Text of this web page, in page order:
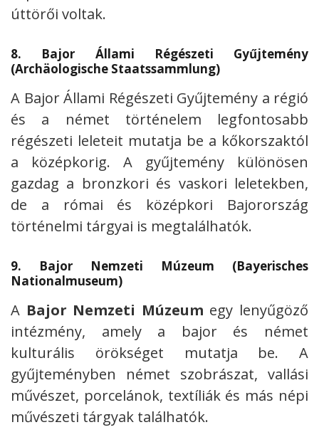
úttörői voltak.
8. Bajor Állami Régészeti Gyűjtemény
(Archäologische Staatssammlung)
A Bajor Állami Régészeti Gyűjtemény a régió
és a német történelem legfontosabb
régészeti leleteit mutatja be a kőkorszaktól
a középkorig. A gyűjtemény különösen
gazdag a bronzkori és vaskori leletekben,
de a római és középkori Bajorország
történelmi tárgyai is megtalálhatók.
9. Bajor Nemzeti Múzeum (Bayerisches
Nationalmuseum)
A Bajor Nemzeti Múzeum egy lenyűgöző
intézmény, amely a bajor és német
kulturális örökséget mutatja be. A
gyűjteményben német szobrászat, vallási
művészet, porcelánok, textíliák és más népi
művészeti tárgyak találhatók.